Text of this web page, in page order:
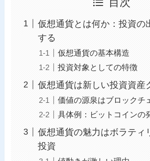
目次
仮想通貨とは何か：投資の
する
仮想通貨の基本構造
投資対象としての特徴
仮想通貨は新しい投資資産
価値の源泉はブロックチ
具体例：ビットコインの
仮想通貨の魅力はボラティ
投資